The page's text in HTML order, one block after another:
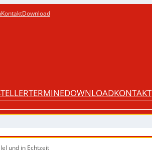
KontaktDownload
TERMINEDOWNLOADKONTAKT
und in Echtzeit